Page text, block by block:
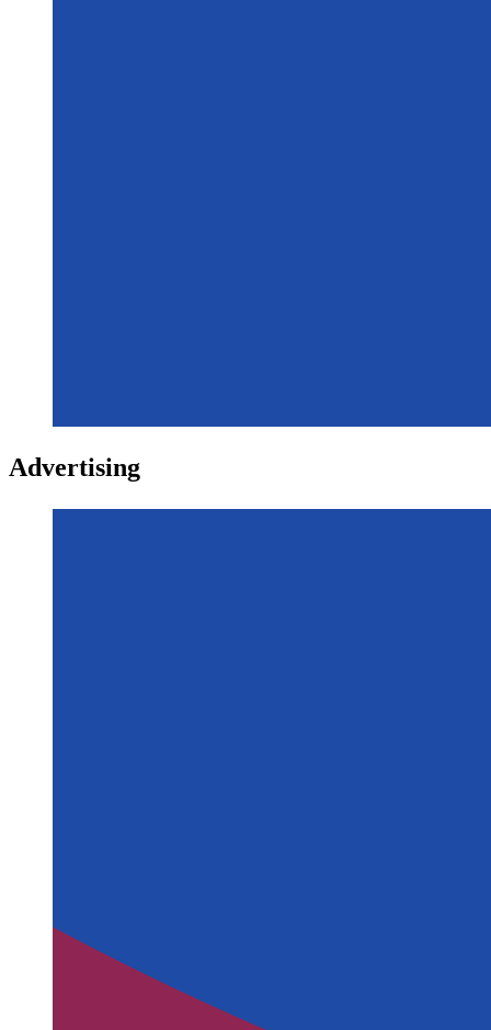
Advertising